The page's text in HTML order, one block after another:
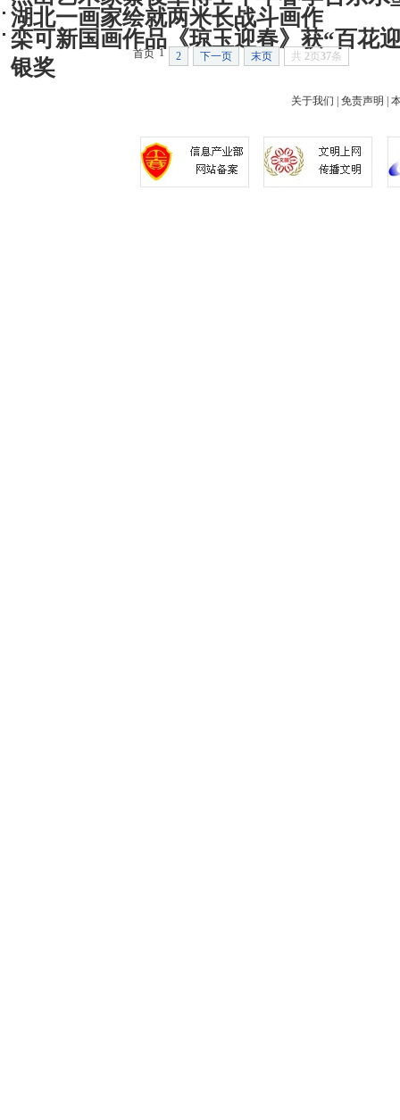
湖北一画家绘就两米长战斗画作
栾可新国画作品《琼玉迎春》获“百花
银奖
首页 1 2 下一页 末页 共 2页37条
关于我们 免责声明